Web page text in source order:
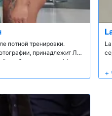
потной тренировки.
принадлежит Лео
чтобы вернуть его! Анна
обещает вернуть ему